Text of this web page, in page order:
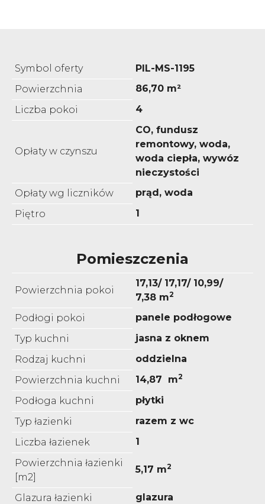
Symbol oferty
PIL-MS-1195
Powierzchnia
86,70 m²
Liczba pokoi
4
Opłaty w czynszu
CO, fundusz
remontowy, woda,
woda ciepła, wywóz
nieczystości
Opłaty wg liczników
prąd, woda
Piętro
1
Pomieszczenia
Powierzchnia pokoi
17,13/ 17,17/ 10,99/
7,38 m2
Podłogi pokoi
panele podłogowe
Typ kuchni
jasna z oknem
Rodzaj kuchni
oddzielna
Powierzchnia kuchni
14,87 m2
Podłoga kuchni
płytki
Typ łazienki
razem z wc
Liczba łazienek
1
Powierzchnia łazienki
[m2]
5,17 m2
Glazura łazienki
glazura